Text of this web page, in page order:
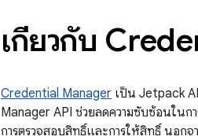
เกี่ยวกับ
Credential Manager เป็น Jetpack
Manager API ช่วยลดความซับซ้อนใน
การตรวจสอบสิทธิ์และการให้สิทธิ์ นอก